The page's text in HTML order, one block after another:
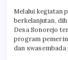
Melalui kegiatan
berkelanjutan,
Desa Sonorejo
program
dan